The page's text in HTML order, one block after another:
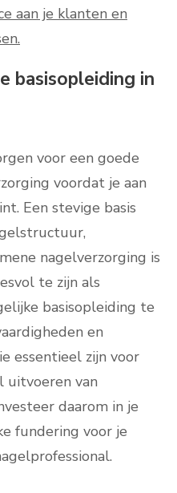
aan je klanten en
basisopleiding in
voor een goede
voordat je aan
Een stevige basis
nagelverzorging is
te zijn als
basisopleiding te
en
essentieel zijn voor
uitvoeren van
daarom in je
fundering voor je